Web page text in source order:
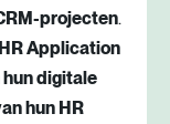
projecten.
HR Application
digitale
hun HR